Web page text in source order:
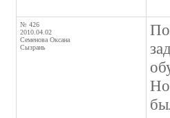
№ 426
2010.04.02
Семенова Оксана
Сызрань
Но